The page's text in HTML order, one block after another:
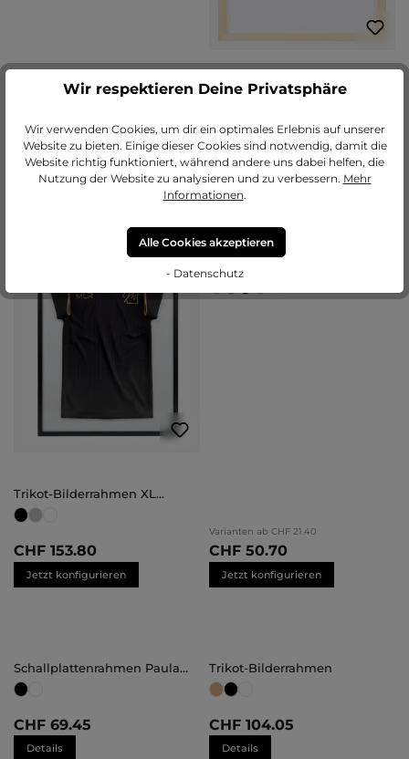
Varianten abCHF 26.30
CHF 48.55
Jetzt konfigurieren
Bilderrahmen Holz Lea mit
Varianten abCHF 25.95
CHF 66.35
Jetzt konfigurieren
Trikot-Bilderrahmen XL
(70x100)
CHF 153.80
Jetzt konfigurieren
Durchschnittliche Bewertung von 5
(1)
Abstandsleiste
Varianten ab CHF 21.40
CHF 50.70
Jetzt konfigurieren
Schallplattenrahmen Paula
groß
CHF 69.45
Details
Trikot-Bilderrahmen
CHF 104.05
Details
Wir respektieren Deine Privatsphäre
Wir verwenden Cookies, um dir ein optimales Erlebnis auf unserer
Website zu bieten. Einige dieser Cookies sind notwendig, damit die
Website richtig funktioniert, während andere uns dabei helfen, die
Nutzung der Website zu analysieren und zu verbessern. Mehr
Informationen.
Alle Cookies akzeptieren
- Datenschutz